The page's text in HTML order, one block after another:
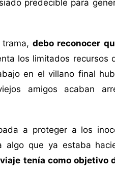
predecible para
trama,debo reconocer
los limitados recursos
en el villano final
amigos acaban
a proteger a los
algo que ya estaba
tenía como objetivo